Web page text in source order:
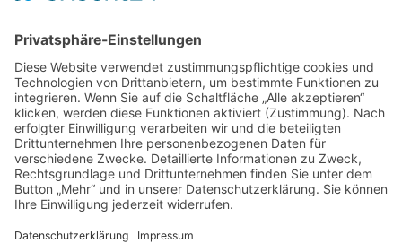
Jo Schultheis
1986. (Zusammen mit Galerie Onrust, Amsterdam). 21 x 26 cm. 26
S. Mit 9 farbigen und 26 s/w Abb. Text: Otto Riewoldt. Auch
Vorzugsausgabe
Gegenwart der Erinnerung. Lesebuch zu einem Schauspiel
1989. (Verlag Lothar Weber). 21,5 x 15 cm. 124 S. Mit farbigen und
s/w Abb. der Aufführung und von Grafiken. Auch Vorzugsausgabe
von Jo Schultheis, mit Robert Hunger-Bühler / Gert Jonke
Zurück zu Künstler
Abbildungen: Sehr gerne hätte ich Ihnen alle Abbildungen zu